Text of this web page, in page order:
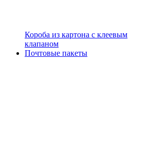
Короба из картона с клеевым
клапаном
Почтовые пакеты